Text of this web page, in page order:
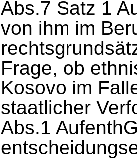
Abs.7 Satz 1
von ihm im
Frage, ob
Kosovo im
staatlicher
Abs.1